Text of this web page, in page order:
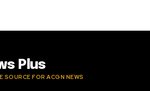
Plus
SOURCE FOR ACGN NEWS